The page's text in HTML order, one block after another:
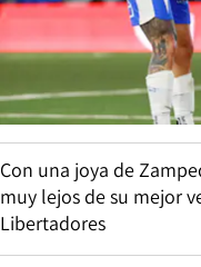
Con una joya de
muy lejos de su mejor
Libertadores